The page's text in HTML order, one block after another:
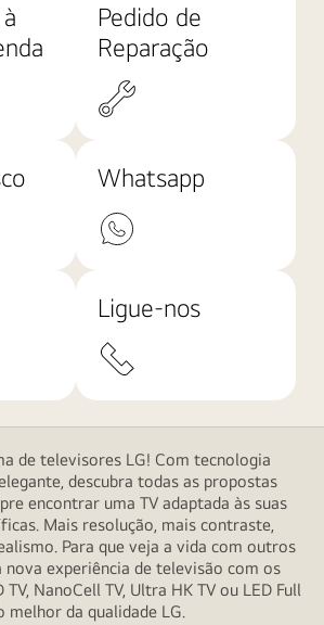
Pedido de
Reparação
Whatsapp
Ligue-nos
de televisores LG! Com tecnologia
descubra todas as propostas
encontrar uma TV adaptada às suas
Mais resolução, mais contraste,
Para que veja a vida com outros
nova experiência de televisão com os
NanoCell TV, Ultra HK TV ou LED Full
melhor da qualidade LG.